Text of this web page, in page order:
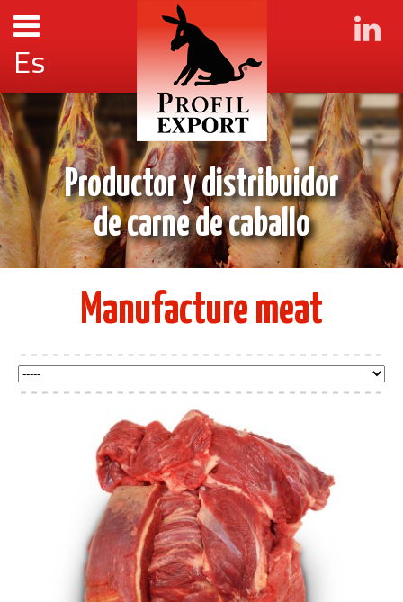
Es
Productor y distribuidor
de carne de caballo
Manufacture meat